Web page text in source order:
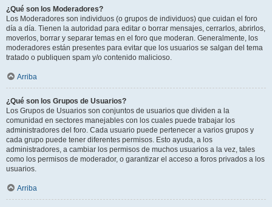
¿Qué son los Moderadores?
Los Moderadores son individuos (o grupos de individuos) que cuidan el foro
día a día. Tienen la autoridad para editar o borrar mensajes, cerrarlos, abrirlos,
moverlos, borrar y separar temas en el foro que moderan. Generalmente, los
moderadores están presentes para evitar que los usuarios se salgan del tema
tratado o publiquen spam y/o contenido malicioso.
Arriba
¿Qué son los Grupos de Usuarios?
Los Grupos de Usuarios son conjuntos de usuarios que dividen a la
comunidad en sectores manejables con los cuales puede trabajar los
administradores del foro. Cada usuario puede pertenecer a varios grupos y
cada grupo puede tener diferentes permisos. Esto ayuda, a los
administradores, a cambiar los permisos de muchos usuarios a la vez, tales
como los permisos de moderador, o garantizar el acceso a foros privados a los
usuarios.
Arriba